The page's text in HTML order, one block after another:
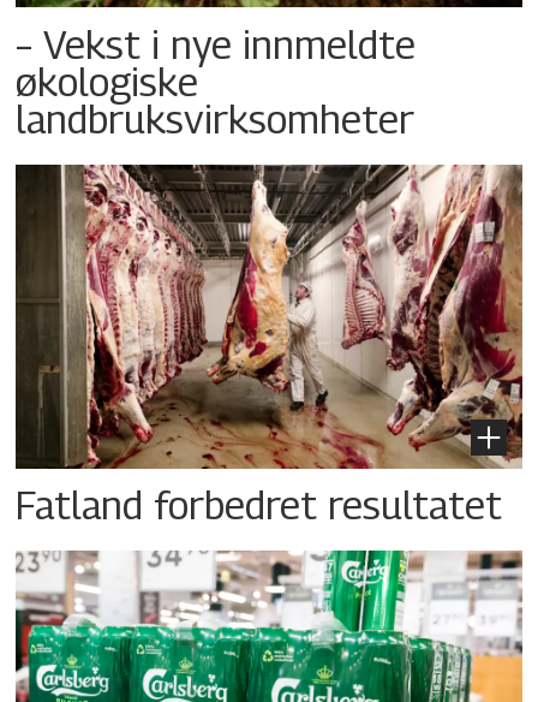
– Vekst i nye innmeldte
økologiske
landbruksvirksomheter
Fatland forbedret resultatet